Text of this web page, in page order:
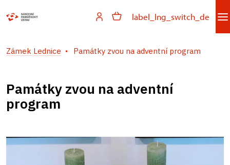
label_lng_switch_de
Zámek Lednice Památky zvou na adventní program
Památky zvou na adventní
program